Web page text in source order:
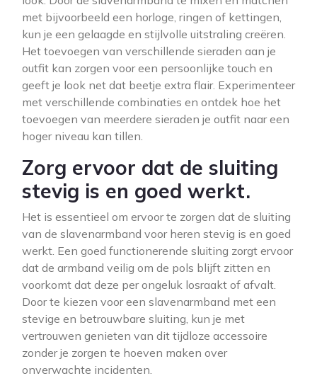
met bijvoorbeeld een horloge, ringen of kettingen,
kun je een gelaagde en stijlvolle uitstraling creëren.
Het toevoegen van verschillende sieraden aan je
outfit kan zorgen voor een persoonlijke touch en
geeft je look net dat beetje extra flair. Experimenteer
met verschillende combinaties en ontdek hoe het
toevoegen van meerdere sieraden je outfit naar een
hoger niveau kan tillen.
Zorg ervoor dat de sluiting
stevig is en goed werkt.
Het is essentieel om ervoor te zorgen dat de sluiting
van de slavenarmband voor heren stevig is en goed
werkt. Een goed functionerende sluiting zorgt ervoor
dat de armband veilig om de pols blijft zitten en
voorkomt dat deze per ongeluk losraakt of afvalt.
Door te kiezen voor een slavenarmband met een
stevige en betrouwbare sluiting, kun je met
vertrouwen genieten van dit tijdloze accessoire
zonder je zorgen te hoeven maken over
onverwachte incidenten.